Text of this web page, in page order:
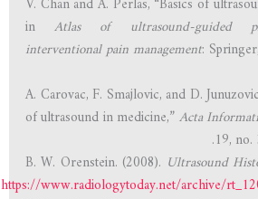
inAtlas of ultrasound-guided
interventional pain management:
A. Carovac, F. Smajlovic, and D.
of ultrasound in medicine,”Acta
19, no.
Ultrasound
https://www.radiologytoday.net/archive/